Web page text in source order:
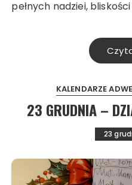
pełnych nadziei,
KALENDARZE
23 GRUDNIA –
23